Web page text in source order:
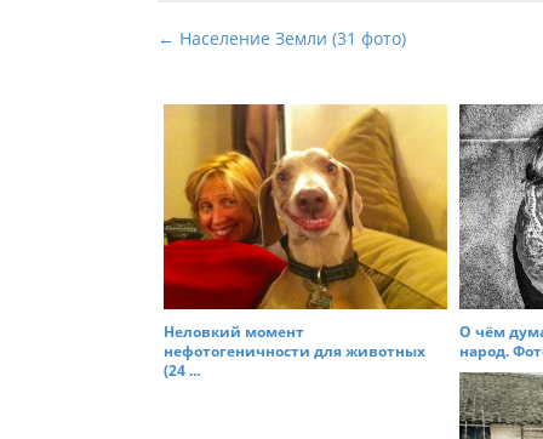
P
s
v
g
a
← Население Земли (31 фото)
Неловкий момент
нефотогеничности для животных
(24 ...
О чём
народ.